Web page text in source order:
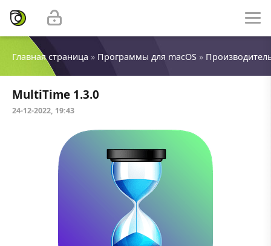
Главная страница » Программы для macOS »
MultiTime 1.3.0
24-12-2022, 19:43